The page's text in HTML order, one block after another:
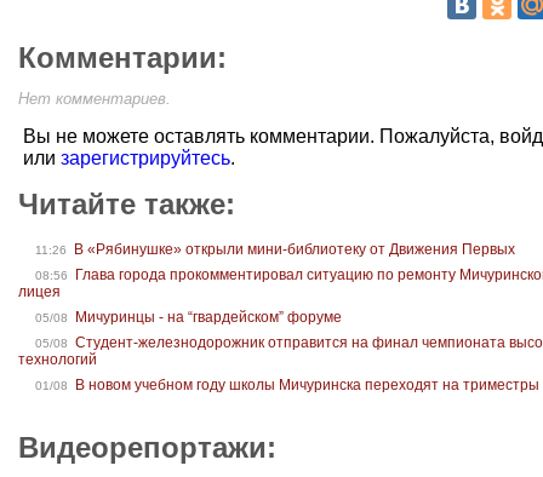
Комментарии:
Нет комментариев.
Вы не можете оставлять комментарии. Пожалуйста,
или зарегистрируйтесь.
Читайте также:
11:26 В «Рябинушке» открыли мини-библиотеку от Движения Первых
08:56
Глава города прокомментировал ситуацию по ремонту
лицея
05/08 Мичуринцы - на “гвардейском” форуме
05/08
Студент-железнодорожник отправится на финал чемпионата
технологий
01/08 В новом учебном году школы Мичуринска переходят на триместры
Видеорепортажи: